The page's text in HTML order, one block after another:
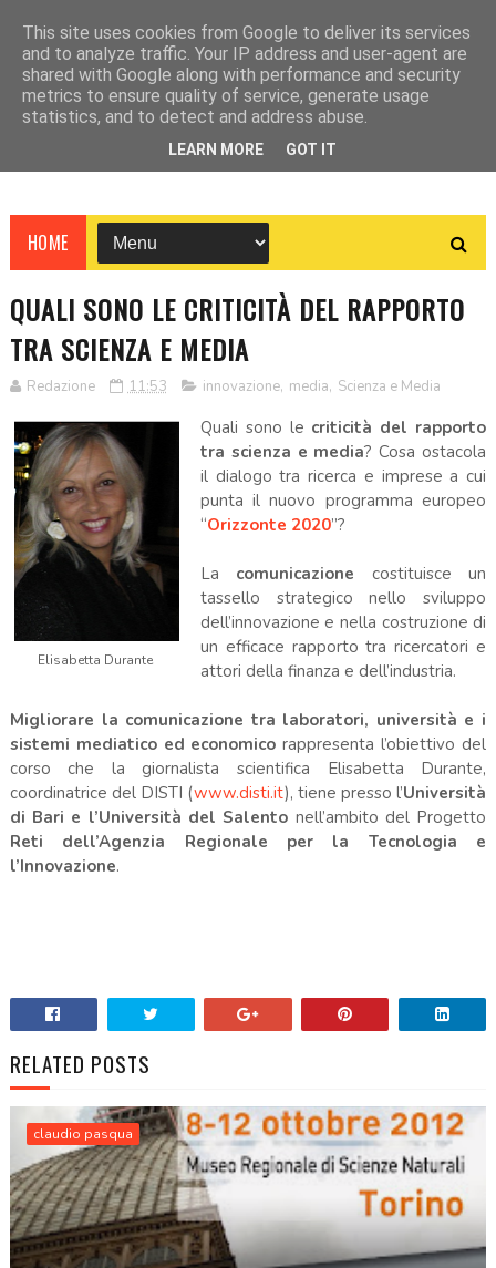
HOME
QUALI SONO LE CRITICITÀ DEL RAPPORTO
TRA SCIENZA E MEDIA
Redazione 11:53 innovazione, media, Scienza e Media
Elisabetta Durante
Quali sono le criticità del rapporto
tra scienza e media? Cosa ostacola
il dialogo tra ricerca e imprese a cui
punta il nuovo programma europeo
“Orizzonte 2020”?
La comunicazione costituisce un
tassello strategico nello sviluppo
dell’innovazione e nella costruzione di
un efficace rapporto tra ricercatori e
attori della finanza e dell’industria.
Migliorare la comunicazione tra laboratori, università e i
sistemi mediatico ed economico rappresenta l’obiettivo del
corso che la giornalista scientifica Elisabetta Durante,
coordinatrice del DISTI (www.disti.it), tiene presso l’Università
di Bari e l’Università del Salento nell’ambito del Progetto
Reti dell’Agenzia Regionale per la Tecnologia e
l’Innovazione.
RELATED POSTS
claudio pasqua
This site uses cookies from Google to deliver its services
and to analyze traffic. Your IP address and user-agent are
shared with Google along with performance and security
metrics to ensure quality of service, generate usage
statistics, and to detect and address abuse.
LEARN MORE GOT IT